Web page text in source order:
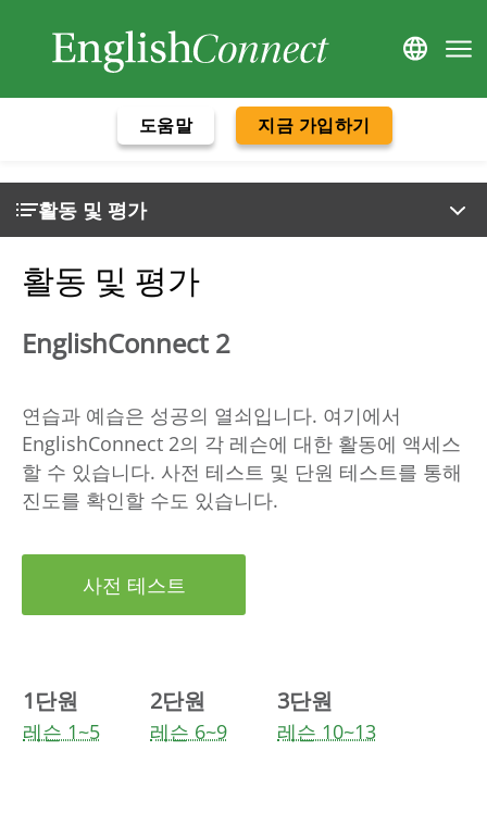
도움말 지금 가입하기
활동 및 평가
활동 및 평가
EnglishConnect 2
연습과 예습은 성공의 열쇠입니다. 여기에서
EnglishConnect 2의 각 레슨에 대한 활동에 액세스
할 수 있습니다. 사전 테스트 및 단원 테스트를 통해
진도를 확인할 수도 있습니다.
사전 테스트
1단원
레슨 1~5
2단원
레슨 6~9
3단원
레슨 10~13